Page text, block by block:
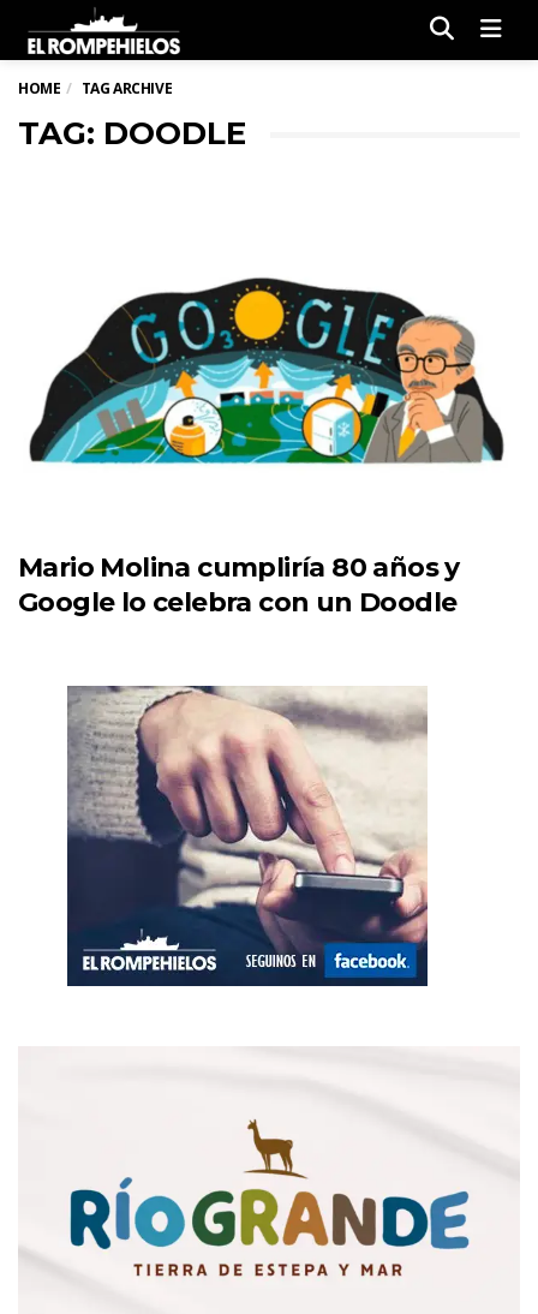
HOME TAG ARCHIVE
TAG: DOODLE
Mario Molina cumpliría 80 años y
Google lo celebra con un Doodle